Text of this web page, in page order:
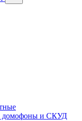
домофоны и СКУД